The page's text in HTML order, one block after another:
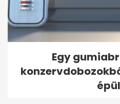
Egy